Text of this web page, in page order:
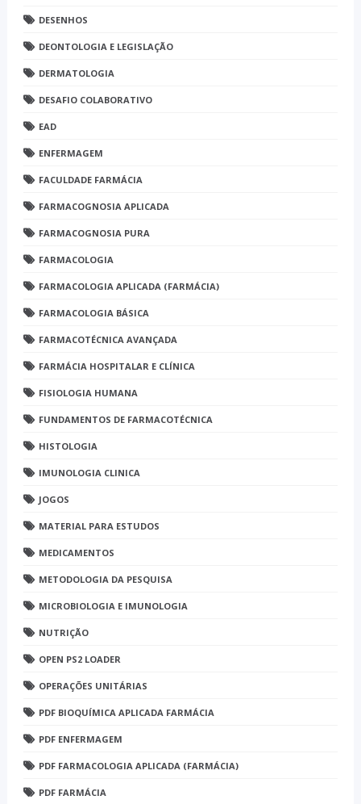
DESENHOS
DEONTOLOGIA E LEGISLAÇÃO
DERMATOLOGIA
DESAFIO COLABORATIVO
EAD
ENFERMAGEM
FACULDADE FARMÁCIA
FARMACOGNOSIA APLICADA
FARMACOGNOSIA PURA
FARMACOLOGIA
FARMACOLOGIA APLICADA (FARMÁCIA)
FARMACOLOGIA BÁSICA
FARMACOTÉCNICA AVANÇADA
FARMÁCIA HOSPITALAR E CLÍNICA
FISIOLOGIA HUMANA
FUNDAMENTOS DE FARMACOTÉCNICA
HISTOLOGIA
IMUNOLOGIA CLINICA
JOGOS
MATERIAL PARA ESTUDOS
MEDICAMENTOS
METODOLOGIA DA PESQUISA
MICROBIOLOGIA E IMUNOLOGIA
NUTRIÇÃO
OPEN PS2 LOADER
OPERAÇÕES UNITÁRIAS
PDF BIOQUÍMICA APLICADA FARMÁCIA
PDF ENFERMAGEM
PDF FARMACOLOGIA APLICADA (FARMÁCIA)
PDF FARMÁCIA